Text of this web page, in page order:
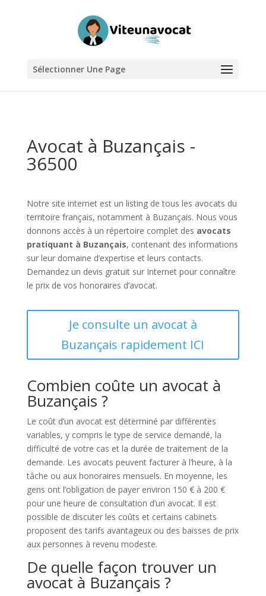
Sélectionner Une Page
Avocat à Buzançais -
36500
Notre site internet est un listing de tous les avocats du
territoire français, notamment à Buzançais. Nous vous
donnons accès à un répertoire complet des avocats
pratiquant à Buzançais, contenant des informations
sur leur domaine d’expertise et leurs contacts.
Demandez un devis gratuit sur Internet pour connaître
le prix de vos honoraires d’avocat.
Je consulte un avocat à
Buzançais rapidement ICI
Combien coûte un avocat à
Buzançais ?
Le coût d’un avocat est déterminé par différentes
variables, y compris le type de service demandé, la
difficulté de votre cas et la durée de traitement de la
demande. Les avocats peuvent facturer à l’heure, à la
tâche ou aux honoraires mensuels. En moyenne, les
gens ont l’obligation de payer environ 150 € à 200 €
pour une heure de consultation d’un avocat. Il est
possible de discuter les coûts et certains cabinets
proposent des tarifs avantageux ou des baisses de prix
aux personnes à revenu modeste.
De quelle façon trouver un
avocat à Buzançais ?